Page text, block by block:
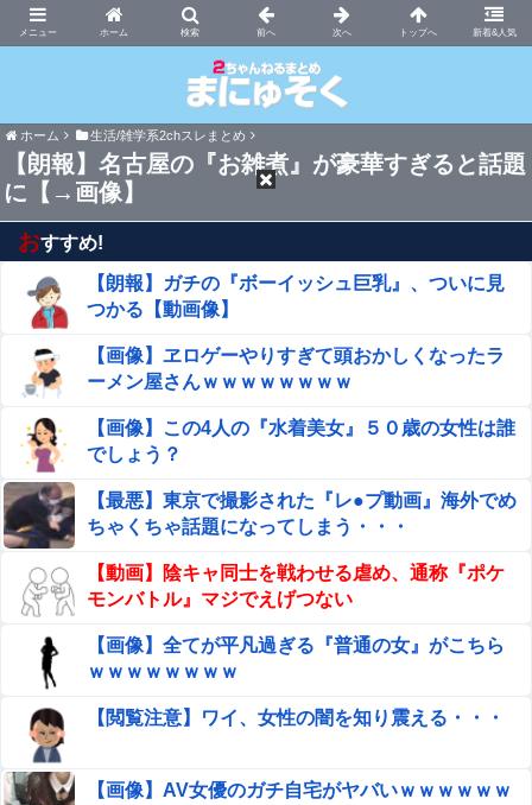
ホーム 新着&人気
まにゅそく 2chまとめニュース速報VIP
ホーム 生活/雑学系2chスレまとめ
【朗報】名古屋の『お雑煮』が豪華すぎると話題
に【→画像】
おすすめ!
【朗報】ガチの『ボーイッシュ巨乳』、ついに見
つかる【動画像】
【画像】ヱロゲーやりすぎて頭おかしくなったラ
ーメン屋さんｗｗｗｗｗｗｗｗ
【画像】この4人の『水着美女』５０歳の女性は誰
でしょう？
【最悪】東京で撮影された『レ●プ動画』海外でめ
ちゃくちゃ話題になってしまう・・・
【動画】陰キャ同士を戦わせる虐め、通称『ポケ
モンバトル』マジでえげつない
【画像】全てが平凡過ぎる『普通の女』がこちら
ｗｗｗｗｗｗｗｗ
【閲覧注意】ワイ、女性の闇を知り震える・・・
【画像】AV女優のガチ自宅がヤバいｗｗｗｗｗｗ